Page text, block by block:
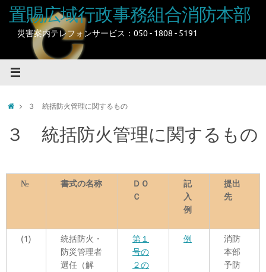
ツ
置賜広域行政事務組合消防本部
災害案内テレフォンサービス：050 - 1808 - 5191
ホ
ム
３ 統括防火管理に関するもの
３ 統括防火管理に関するもの
№ 書式の名称
ＤＯ
Ｃ
記
入
例
提出
先
(1)
統括防火・
防災管理者
選任（解
第１
号の
２の
例
消防
本部
予防